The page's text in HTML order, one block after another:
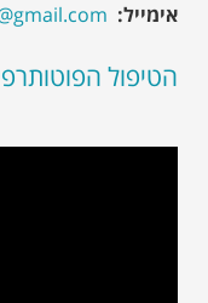
אימייל:
הטיפול